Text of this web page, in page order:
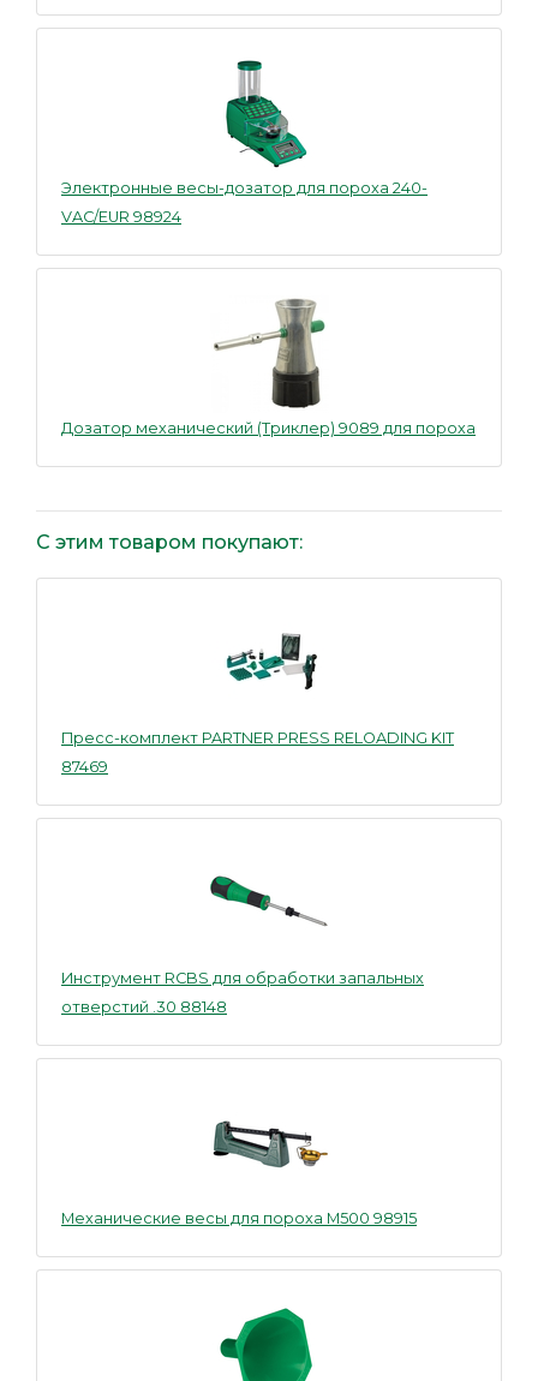
Электронные весы-дозатор для пороха 240-
VAC/EUR 98924
Дозатор механический (Триклер) 9089 для пороха
С этим товаром покупают:
Пресс-комплект PARTNER PRESS RELOADING KIT
87469
Инструмент RCBS для обработки запальных
отверстий .30 88148
Механические весы для пороха M500 98915